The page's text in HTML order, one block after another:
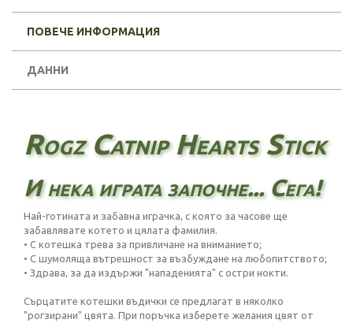
ПОВЕЧЕ ИНФОРМАЦИЯ
ДАННИ
Rogz Catnip Hearts Stick
И нека играта започне... Сега!
Най-готината и забавна играчка, с която за часове ще
забавлявате котето и цялата фамилия.
• С котешка трева за привличане на вниманието;
• С шумоляща вътрешност за възбуждане на любопитството;
• Здрава, за да издържи "нападенията" с остри нокти.
Сърцатите котешки въдички се предлагат в няколко
"рогзирани" цвята. При поръчка изберете желания цвят от